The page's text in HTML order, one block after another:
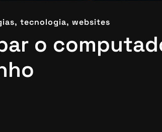
tecnologia, websites
o